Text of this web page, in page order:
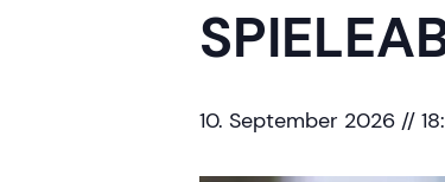
10. September 2026 //